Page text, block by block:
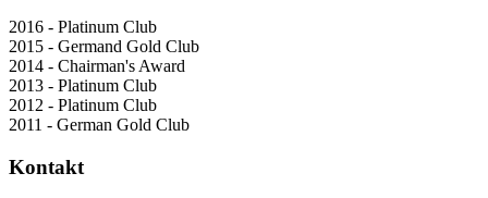
2016 - Platinum Club
2015 - Germand Gold Club
2014 - Chairman's Award
2013 - Platinum Club
2012 - Platinum Club
2011 - German Gold Club
Kontakt